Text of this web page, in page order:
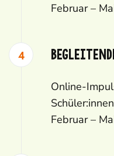
Februar –
Online-
Februar –